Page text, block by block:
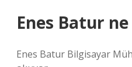
Enes Batur
Enes Batur Bilgisayar